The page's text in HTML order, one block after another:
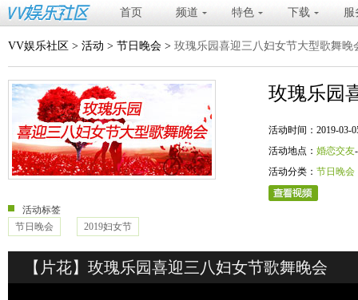
首页 频道 特色 下载 服
VV娱乐社区 > 活动 > 节日晚会 > 玫瑰乐园喜迎三八妇女节大型歌舞晚
玫瑰乐园
活动时间：2019-03-
活动地点： 婚恋交友
活动分类： 节日晚会
活动标签
节日晚会
2019妇女节
【片花】玫瑰乐园喜迎三八妇女节歌舞晚会